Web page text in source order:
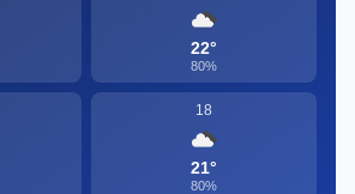
22°
80%
18
21°
80%